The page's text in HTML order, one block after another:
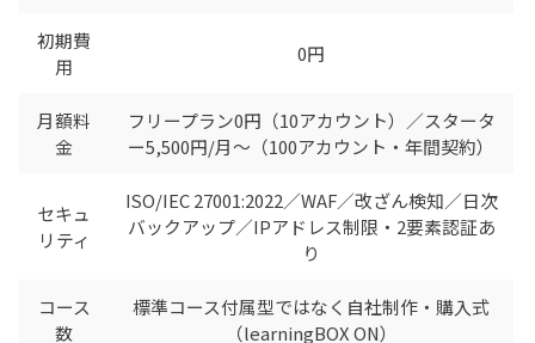
初期費
用
0円
月額料
金
フリープラン0円（10アカウント）／スタータ
ー5,500円/月〜（100アカウント・年間契約）
セキュ
リティ
ISO/IEC 27001:2022／WAF／改ざん検知／日次
バックアップ／IPアドレス制限・2要素認証あ
り
コース
数
標準コース付属型ではなく自社制作・購入式
（learningBOX ON）